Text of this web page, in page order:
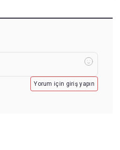
Yorum için giriş yapın